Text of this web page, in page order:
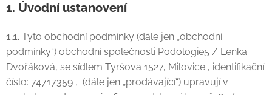
1. Úvodní ustanovení
1.1. Tyto obchodní podmínky (dále jen „obchodní
podmínky“) obchodní společnosti Podologie5 / Lenka
Dvořáková, se sídlem Tyršova 1527, Milovice , identifikační
číslo: 74717359 , (dále jen „prodávající“) upravují v